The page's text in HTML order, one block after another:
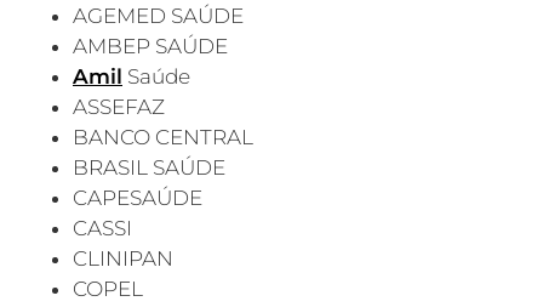
AGEMED SAÚDE
AMBEP SAÚDE
Amil Saúde
ASSEFAZ
BANCO CENTRAL
BRASIL SAÚDE
CAPESAÚDE
CASSI
CLINIPAN
COPEL